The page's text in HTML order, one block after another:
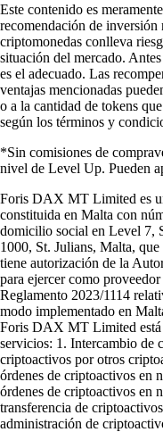
Este contenido es
recomendación de
criptomonedas conlleva
situación del mercado.
es el adecuado. Las
ventajas mencionadas
o a la cantidad de tokens
según los términos y
*Sin comisiones de
nivel de Level Up. Pueden
Foris DAX MT Limited es
constituida en Malta con
domicilio social en Level 7,
1000, St. Julians, Malta,
tiene autorización de la
para ejercer como
Reglamento 2023/1114
modo implementado en
Foris DAX MT Limited está
servicios: 1. Intercambio de
criptoactivos por otros
órdenes de criptoactivos en
órdenes de criptoactivos en
transferencia de
administración de